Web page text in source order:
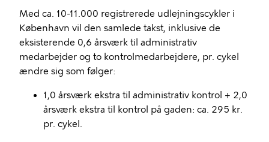
Med ca. 10-11.000 registrerede udlejningscykler i
København vil den samlede takst, inklusive de
eksisterende 0,6 årsværk til administrativ
medarbejder og to kontrolmedarbejdere, pr. cykel
ændre sig som følger:
1,0 årsværk ekstra til administrativ kontrol + 2,0
årsværk ekstra til kontrol på gaden: ca. 295 kr.
pr. cykel.